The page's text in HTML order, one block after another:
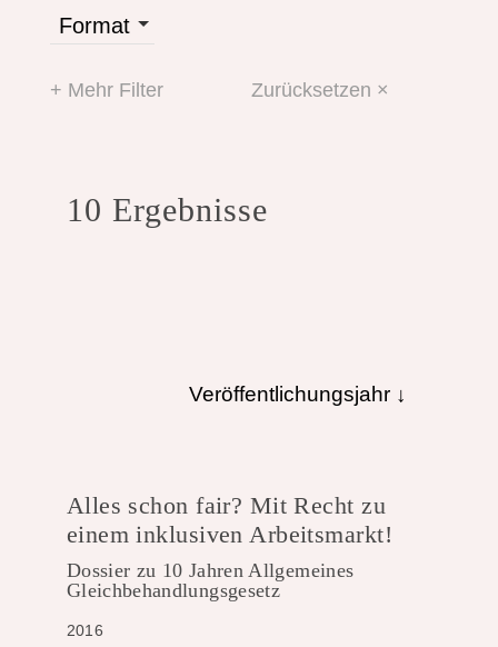
Format
+ Mehr Filter Zurücksetzen ×
10 Ergebnisse
Veröffentlichungsjahr ↓
Alles schon fair? Mit Recht zu
einem inklusiven Arbeitsmarkt!
Dossier zu 10 Jahren Allgemeines
Gleichbehandlungsgesetz
2016